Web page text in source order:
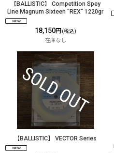
【BALLISTIC】 Competition Spey
Line Magnum Sixteen "REX" 1220gr
18,150円 (税込)
在庫なし
【BALLISTIC】 VECTOR Series